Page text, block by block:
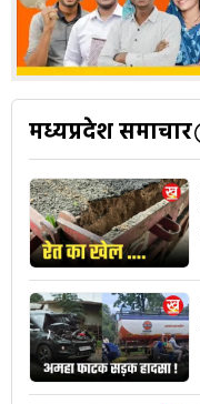
मध्यप्रदेश समाचार